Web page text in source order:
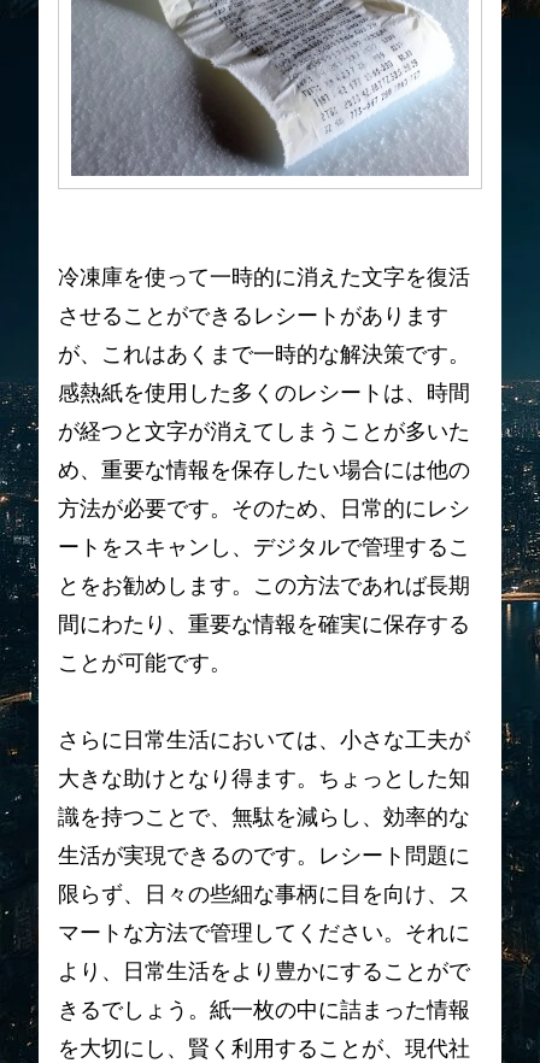
冷凍庫を使って一時的に消えた文字を復活
させることができるレシートがあります
が、これはあくまで一時的な解決策です。
感熱紙を使用した多くのレシートは、時間
が経つと文字が消えてしまうことが多いた
め、重要な情報を保存したい場合には他の
方法が必要です。そのため、日常的にレシ
ートをスキャンし、デジタルで管理するこ
とをお勧めします。この方法であれば長期
間にわたり、重要な情報を確実に保存する
ことが可能です。
さらに日常生活においては、小さな工夫が
大きな助けとなり得ます。ちょっとした知
識を持つことで、無駄を減らし、効率的な
生活が実現できるのです。レシート問題に
限らず、日々の些細な事柄に目を向け、ス
マートな方法で管理してください。それに
より、日常生活をより豊かにすることがで
きるでしょう。紙一枚の中に詰まった情報
を大切にし、賢く利用することが、現代社